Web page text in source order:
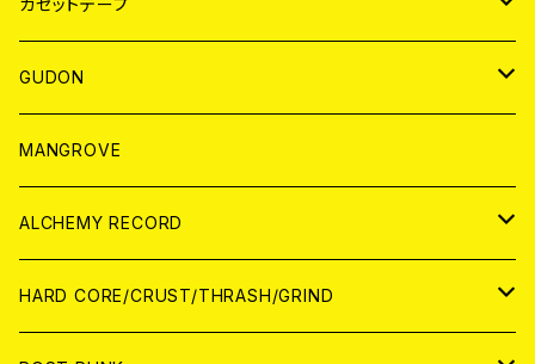
WORLD
カセットテープ
JAPAN
WORLD
GUDON
アパレル
PATCH
アナログ
MANGROVE
ALCHEMY RECORD
CD
HARD CORE/CRUST/THRASH/GRIND